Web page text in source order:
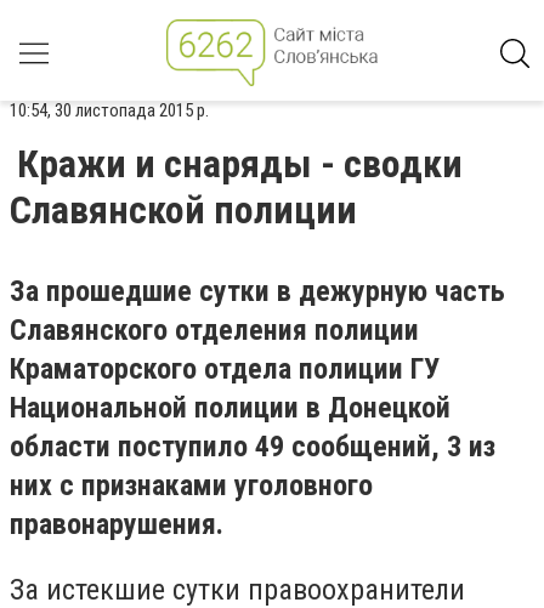
10:54, 30 листопада 2015 р.
Кражи и снаряды - сводки
Славянской полиции
За прошедшие сутки в дежурную часть
Славянского отделения полиции
Краматорского отдела полиции ГУ
Национальной полиции в Донецкой
области поступило 49 сообщений, 3 из
них с признаками уголовного
правонарушения.
За истекшие сутки правоохранители